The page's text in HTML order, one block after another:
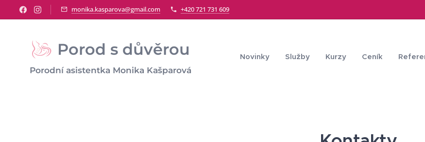
monika.kasparova@gmail.com +420 721 731 609
Porod s důvěrou
Porodní asistentka Monika Kašparová
Novinky Služby Kurzy Ceník